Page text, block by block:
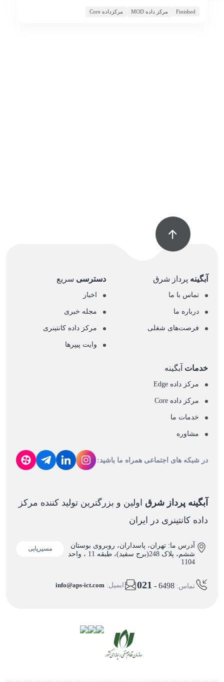
Finished مرکز داده MOD مرکزداده Core
آبگینه پرداز شرق
تماس با ما
درباره ما
فرصت‌های شغلی
دسترسی سریع
اخبار
مجله خبری
مرکز داده کانتینری
وایت پیپرها
خدمات آبگینه
مرکز داده Edge
مرکز داده Core
خدمات ما
مشاوره
در شبکه های اجتماعی همراه ما باشید:
آبگینه پرداز شرق اولین و بزرگترین تولید کننده مرکز
داده کانتینری در ایران
آدرس ما: تهران، پاسداران، روبروی بوستان
ششم، پلاک 248(برج سفید)، طبقه 11 ، واحد
1104
مسیریابی
تماس: 021 - 6498 ایمیل: info@aps-ict.com